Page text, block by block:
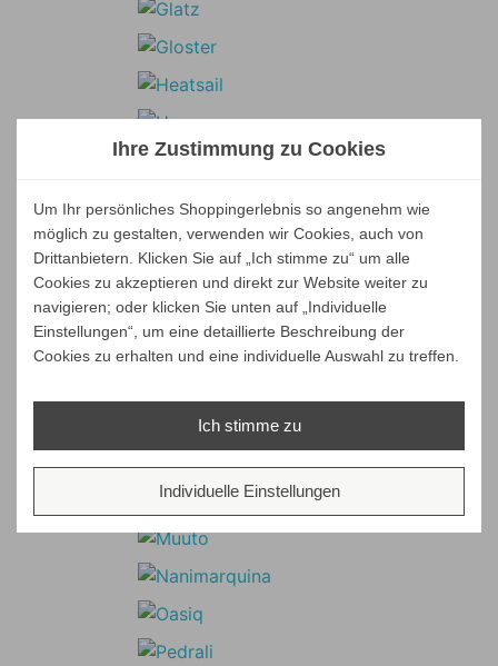
Ihre Zustimmung zu Cookies
Um Ihr persönliches Shoppingerlebnis so angenehm wie
möglich zu gestalten, verwenden wir Cookies, auch von
Drittanbietern. Klicken Sie auf „Ich stimme zu“ um alle
Cookies zu akzeptieren und direkt zur Website weiter zu
navigieren; oder klicken Sie unten auf „Individuelle
Einstellungen“, um eine detaillierte Beschreibung der
Cookies zu erhalten und eine individuelle Auswahl zu treffen.
Ich stimme zu
Individuelle Einstellungen